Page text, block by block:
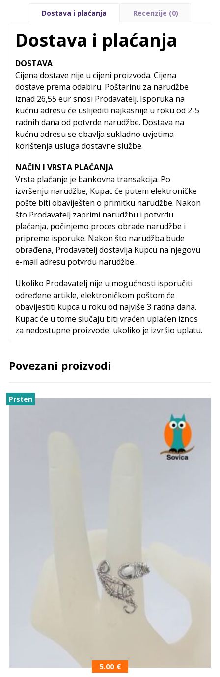
Dostava i plaćanja Recenzije (0)
Dostava i plaćanja
DOSTAVA
Cijena dostave nije u cijeni proizvoda. Cijena
dostave prema odabiru. Poštarinu za narudžbe
iznad 26,55 eur snosi Prodavatelj. Isporuka na
kućnu adresu će uslijediti najkasnije u roku od 2-5
radnih dana od potvrde narudžbe. Dostava na
kućnu adresu se obavlja sukladno uvjetima
korištenja usluga dostavne službe.
NAČIN I VRSTA PLAĆANJA
Vrsta plaćanje je bankovna transakcija. Po
izvršenju narudžbe, Kupac će putem elektroničke
pošte biti obaviješten o primitku narudžbe. Nakon
što Prodavatelj zaprimi narudžbu i potvrdu
plaćanja, počinjemo proces obrade narudžbe i
pripreme isporuke. Nakon što narudžba bude
obrađena, Prodavatelj dostavlja Kupcu na njegovu
e-mail adresu potvrdu narudžbe.
Ukoliko Prodavatelj nije u mogućnosti isporučiti
određene artikle, elektroničkom poštom će
obavijestiti kupca u roku od najviše 3 radna dana.
Kupac će u tome slučaju biti vraćen uplaćen iznos
za nedostupne proizvode, ukoliko je izvršio uplatu.
Povezani proizvodi
Prsten
5.00 €